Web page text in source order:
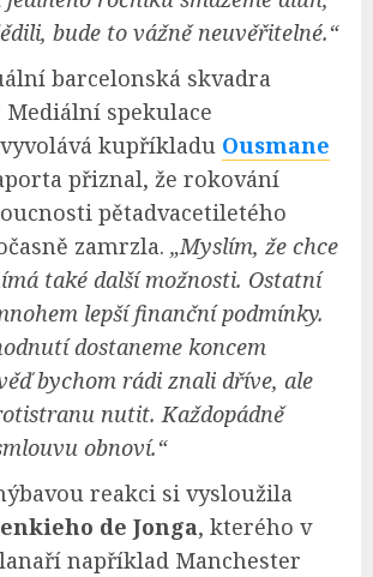
bude to vážně neuvěřitelné.“
barcelonská skvadra
spekulace
kupříkladu Ousmane
přiznal, že rokování
pětadvacetiletého
zamrzla. „Myslím, že chce
také další možnosti. Ostatní
lepší finanční podmínky.
dostaneme koncem
bychom rádi znali dříve, ale
nutit. Každopádně
obnoví.“
reakci si vysloužila
de Jonga, kterého v
například Manchester